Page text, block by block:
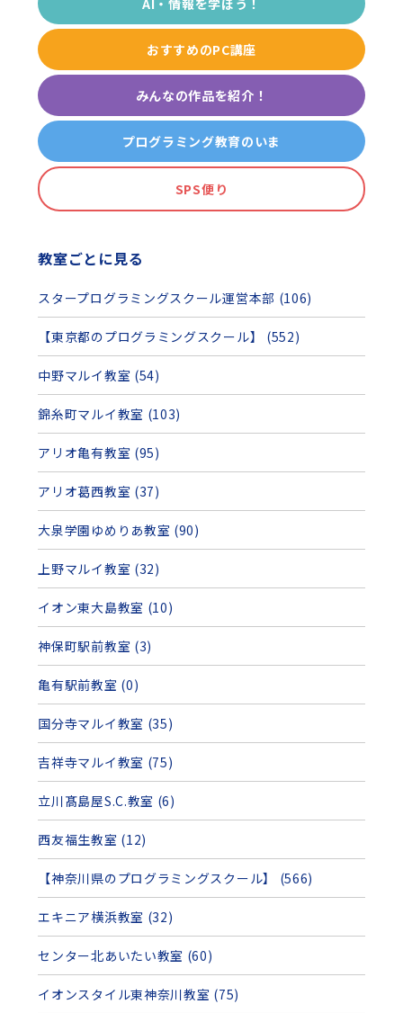
おすすめのPC講座
みんなの作品を紹介！
プログラミング教育のいま
SPS便り
教室ごとに見る
スタープログラミングスクール運営本部 (106)
【東京都のプログラミングスクール】 (552)
中野マルイ教室 (54)
錦糸町マルイ教室 (103)
アリオ亀有教室 (95)
アリオ葛西教室 (37)
大泉学園ゆめりあ教室 (90)
上野マルイ教室 (32)
イオン東大島教室 (10)
神保町駅前教室 (3)
亀有駅前教室 (0)
国分寺マルイ教室 (35)
吉祥寺マルイ教室 (75)
立川髙島屋S.C.教室 (6)
西友福生教室 (12)
【神奈川県のプログラミングスクール】 (566)
エキニア横浜教室 (32)
センター北あいたい教室 (60)
イオンスタイル東神奈川教室 (75)